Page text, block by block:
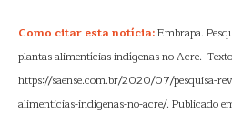
Como citar esta notícia:Embrapa.
plantas alimentícias indígenas no Acre.
https://saense.com.br/2020/07/pesquisa-
alimenticias-indigenas-no-acre/. Publicado